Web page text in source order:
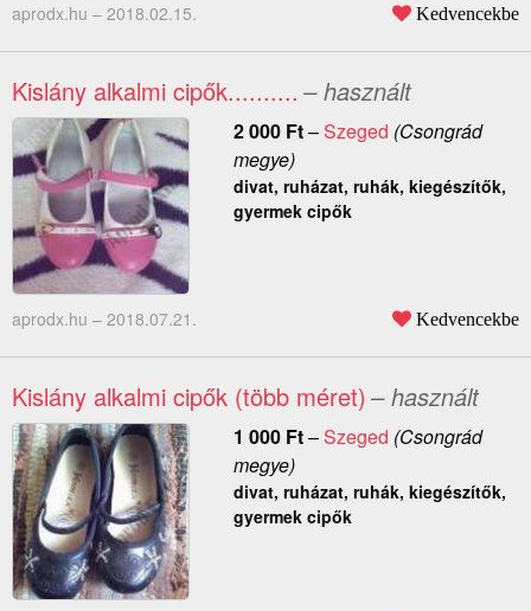
aprodx.hu – 2018.02.15. Kedvencekbe
Kislány alkalmi cipők.......... – használt
2 000 Ft–Szeged (Csongrád
megye)
divat, ruházat, ruhák, kiegészítők,
gyermek cipők
aprodx.hu – 2018.07.21. Kedvencekbe
Kislány alkalmi cipők (több méret) – használt
1 000 Ft–Szeged (Csongrád
megye)
divat, ruházat, ruhák, kiegészítők,
gyermek cipők